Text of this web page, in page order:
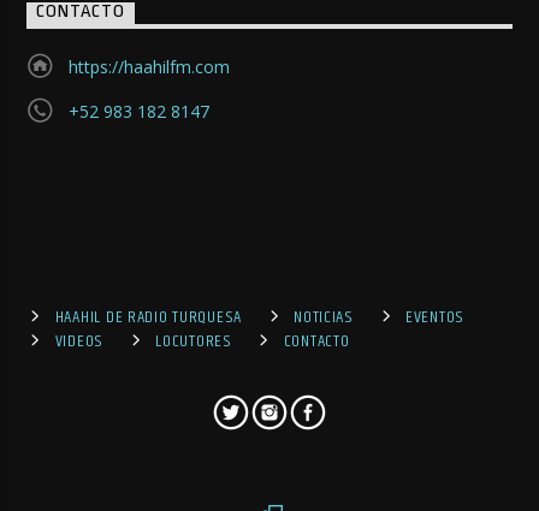
CONTACTO
https://haahilfm.com
+52 983 182 8147
HAAHIL DE RADIO TURQUESA NOTICIAS
EVENTOS
VIDEOS
LOCUTORES CONTACTO